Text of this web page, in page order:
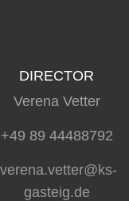
DIRECTOR
Verena Vetter
+49 89 44488792
verena.vetter@ks-
gasteig.de